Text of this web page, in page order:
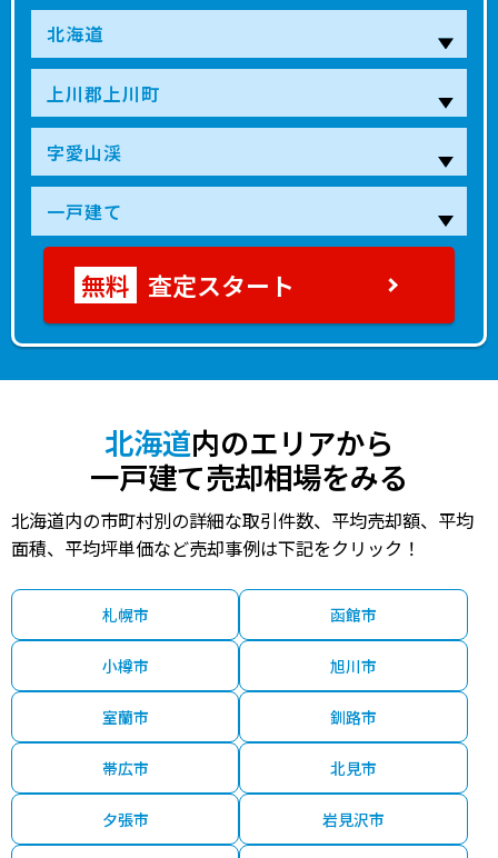
査定スタート
北海道内のエリアから
一戸建て売却相場をみる
北海道内の市町村別の詳細な取引件数、平均売却額、平均
面積、平均坪単価など売却事例は下記をクリック！
札幌市 函館市
小樽市 旭川市
室蘭市 釧路市
帯広市 北見市
夕張市 岩見沢市